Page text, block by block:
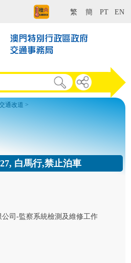
繁 簡 PT EN
通改道 >
白馬行,禁止泊車
司-監察系統檢測及維修工作